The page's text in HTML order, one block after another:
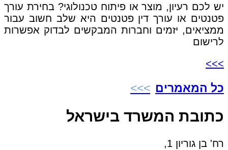
יש לכם רעיון, מוצר או פיתוח טכנולוגי? בחירת עורך
פטנטים או עורך דין פטנטים היא שלב חשוב עבור
ממציאים, יזמים וחברות המבקשים לבדוק אפשרות
לרישום
>>>
כל המאמרים
כתובת המשרד בישראל
רח' בן גוריון 1,